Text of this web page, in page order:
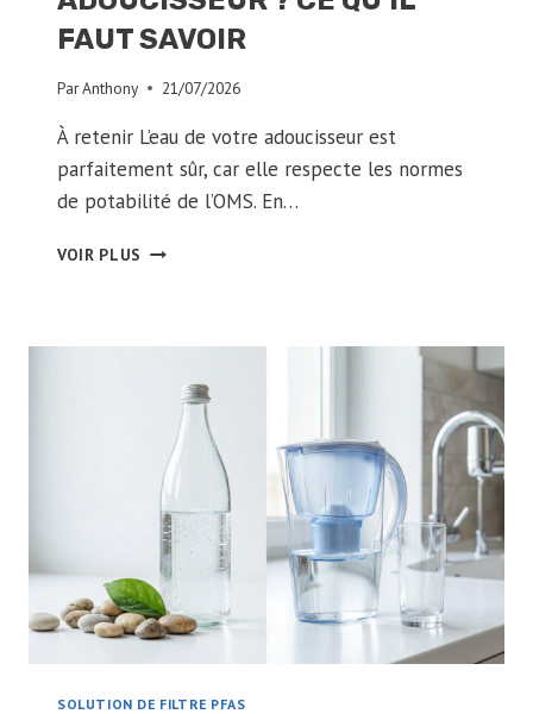
FAUT SAVOIR
ParAnthony 21/07/2026
À retenir L’eau de votre adoucisseur est
parfaitement sûr, car elle respecte les normes
de potabilité de l’OMS. En…
VOIR PLUS PEUT-
D’UN
QU’IL
FAUT
SAVOIR
SOLUTION DE FILTRE PFAS